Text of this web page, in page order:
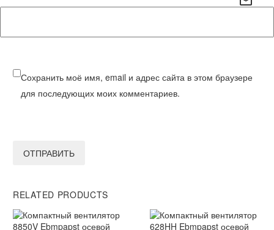
Сохранить моё имя, email и адрес сайта в этом браузере
для последующих моих комментариев.
ОТПРАВИТЬ
RELATED PRODUCTS